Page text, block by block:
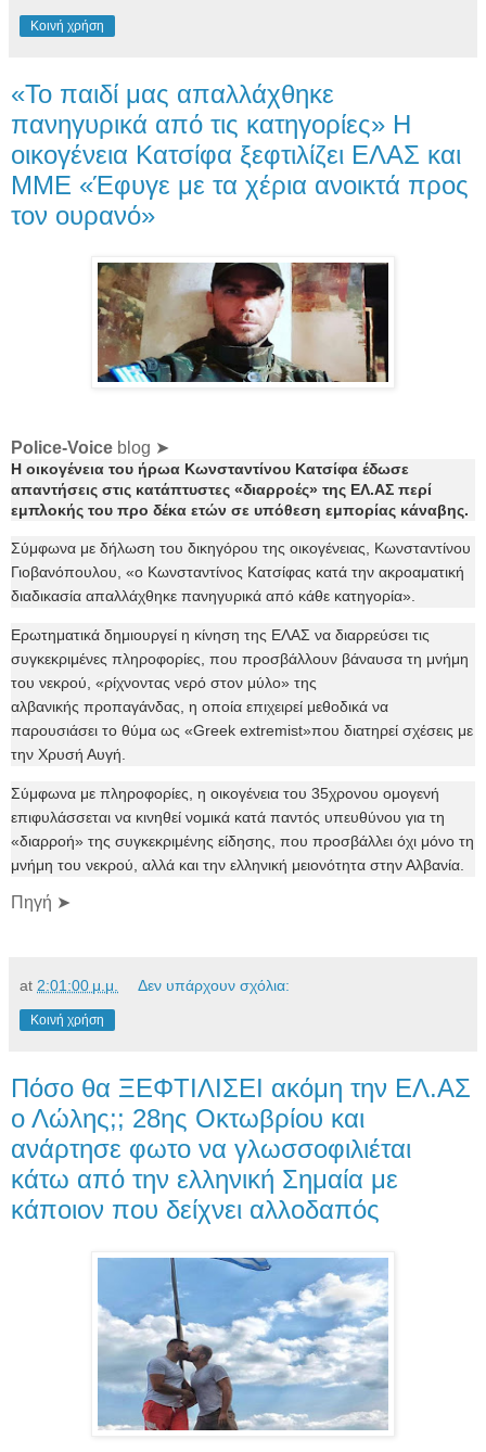
Κοινή χρήση
«Το παιδί μας απαλλάχθηκε
πανηγυρικά από τις κατηγορίες» Η
οικογένεια Κατσίφα ξεφτιλίζει ΕΛΑΣ και
ΜΜΕ «Έφυγε με τα χέρια ανοικτά προς
τον ουρανό»
Police-Voice blog ➤
Η οικογένεια του ήρωα Κωνσταντίνου Κατσίφα έδωσε
απαντήσεις στις κατάπτυστες «διαρροές» της ΕΛ.ΑΣ περί
εμπλοκής του προ δέκα ετών σε υπόθεση εμπορίας κάναβης.
Σύμφωνα με δήλωση του δικηγόρου της οικογένειας, Κωνσταντίνου
Γιοβανόπουλου, «ο Κωνσταντίνος Κατσίφας κατά την ακροαματική
διαδικασία απαλλάχθηκε πανηγυρικά από κάθε κατηγορία».
Ερωτηματικά δημιουργεί η κίνηση της ΕΛΑΣ να διαρρεύσει τις
συγκεκριμένες πληροφορίες, που προσβάλλουν βάναυσα τη μνήμη
του νεκρού, «ρίχνοντας νερό στον μύλο» της
αλβανικής προπαγάνδας, η οποία επιχειρεί μεθοδικά να
παρουσιάσει το θύμα ως «Greek extremist»που διατηρεί σχέσεις με
την Χρυσή Αυγή.
Σύμφωνα με πληροφορίες, η οικογένεια του 35χρονου ομογενή
επιφυλάσσεται να κινηθεί νομικά κατά παντός υπευθύνου για τη
«διαρροή» της συγκεκριμένης είδησης, που προσβάλλει όχι μόνο τη
μνήμη του νεκρού, αλλά και την ελληνική μειονότητα στην Αλβανία.
Πηγή ➤
at 2:01:00 μ.μ. Δεν υπάρχουν σχόλια:
Κοινή χρήση
Πόσο θα ΞΕΦΤΙΛΙΣΕΙ ακόμη την ΕΛ.ΑΣ
ο Λώλης;; 28ης Οκτωβρίου και
ανάρτησε φωτο να γλωσσοφιλιέται
κάτω από την ελληνική Σημαία με
κάποιον που δείχνει αλλοδαπός